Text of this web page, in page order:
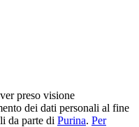
preso visione
dei dati personali al fine
da parte di Purina. Per